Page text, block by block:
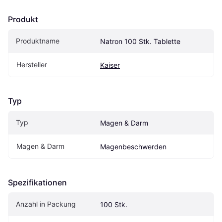
Produkt
Produktname Natron 100 Stk. Tablette
Hersteller Kaiser
Typ
Typ Magen & Darm
Magen & Darm Magenbeschwerden
Spezifikationen
Anzahl in Packung 100 Stk.